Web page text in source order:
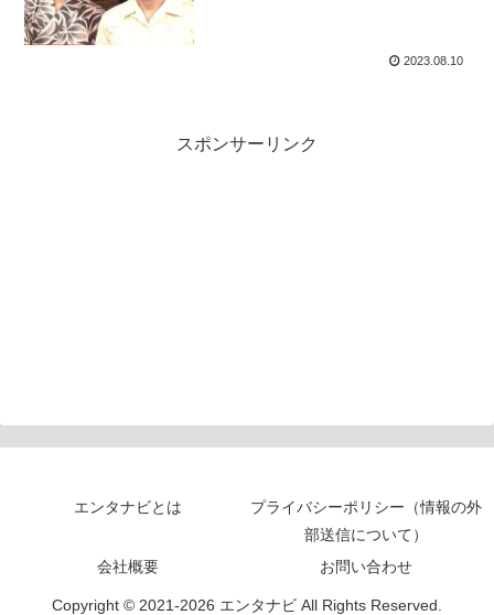
2023.08.10
スポンサーリンク
エンタナビとは
プライバシーポリシー（情報の外
部送信について）
会社概要
お問い合わせ
Copyright © 2021-2026 エンタナビ All Rights Reserved.